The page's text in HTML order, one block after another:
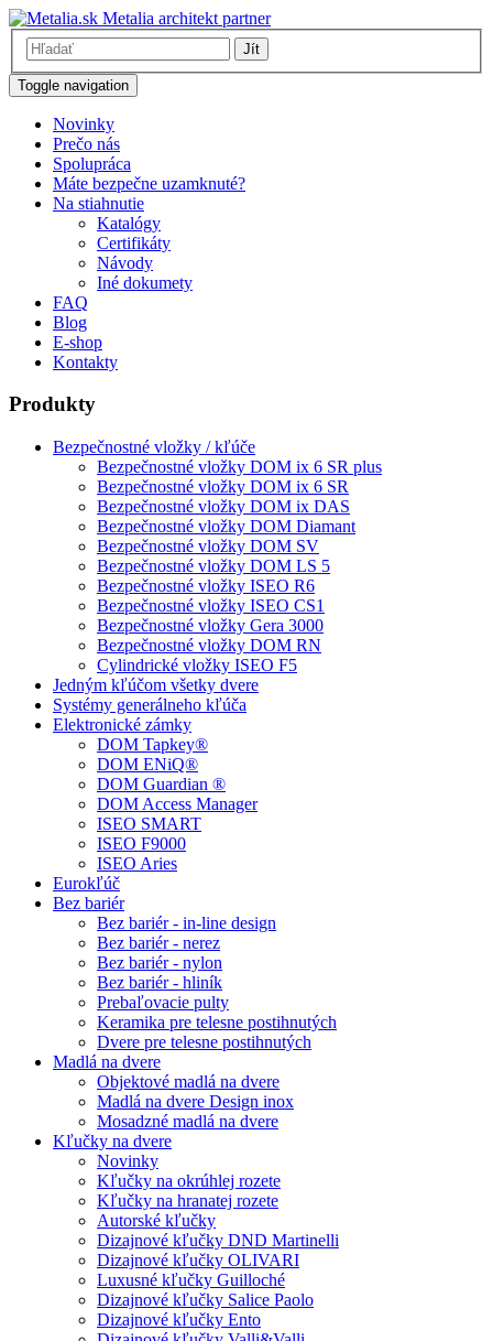
Metalia architekt partner
Jít
Toggle navigation
Novinky
Prečo nás
Spolupráca
Máte bezpečne uzamknuté?
Na stiahnutie
Katalógy
Certifikáty
Návody
Iné dokumety
FAQ
Blog
E-shop
Kontakty
Produkty
Bezpečnostné vložky / kľúče
Bezpečnostné vložky DOM ix 6 SR plus
Bezpečnostné vložky DOM ix 6 SR
Bezpečnostné vložky DOM ix DAS
Bezpečnostné vložky DOM Diamant
Bezpečnostné vložky DOM SV
Bezpečnostné vložky DOM LS 5
Bezpečnostné vložky ISEO R6
Bezpečnostné vložky ISEO CS1
Bezpečnostné vložky Gera 3000
Bezpečnostné vložky DOM RN
Cylindrické vložky ISEO F5
Jedným kľúčom všetky dvere
Systémy generálneho kľúča
Elektronické zámky
DOM Tapkey®
DOM ENiQ®
DOM Guardian ®
DOM Access Manager
ISEO SMART
ISEO F9000
ISEO Aries
Eurokľúč
Bez bariér
Bez bariér - in-line design
Bez bariér - nerez
Bez bariér - nylon
Bez bariér - hliník
Prebaľovacie pulty
Keramika pre telesne postihnutých
Dvere pre telesne postihnutých
Madlá na dvere
Objektové madlá na dvere
Madlá na dvere Design inox
Mosadzné madlá na dvere
Kľučky na dvere
Novinky
Kľučky na okrúhlej rozete
Kľučky na hranatej rozete
Autorské kľučky
Dizajnové kľučky DND Martinelli
Dizajnové kľučky OLIVARI
Luxusné kľučky Guilloché
Dizajnové kľučky Salice Paolo
Dizajnové kľučky Ento